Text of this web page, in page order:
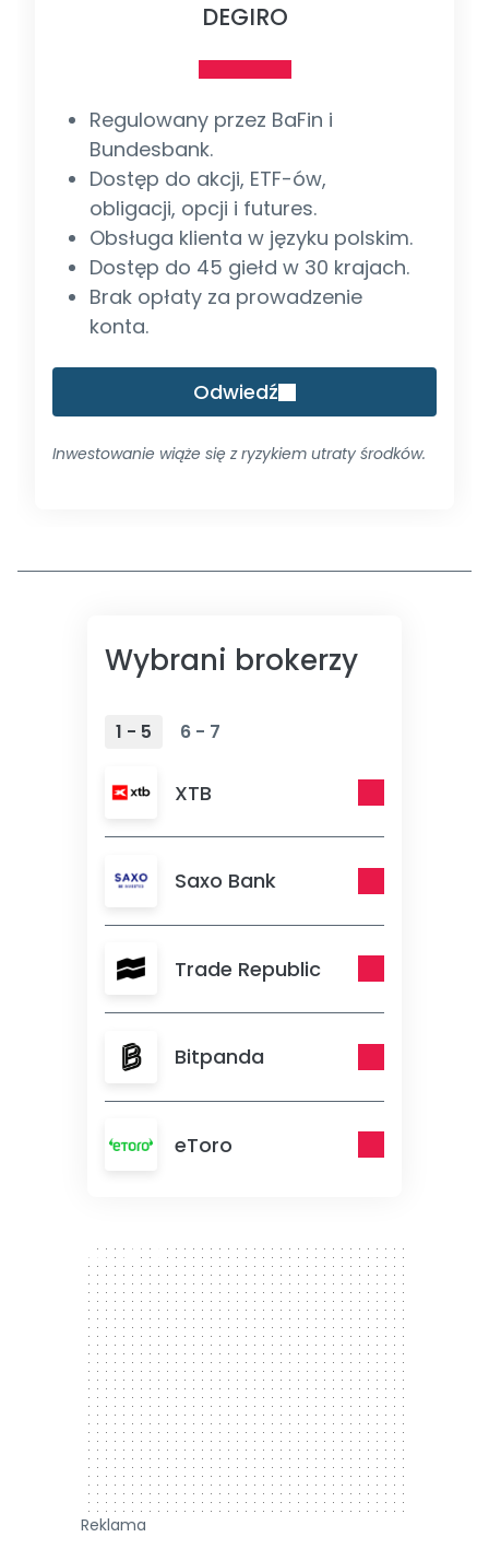
DEGIRO
Regulowany przez BaFin i
Bundesbank.
Dostęp do akcji, ETF-ów,
obligacji, opcji i futures.
Obsługa klienta w języku polskim.
Dostęp do 45 giełd w 30 krajach.
Brak opłaty za prowadzenie
konta.
Odwiedź
Inwestowanie wiąże się z ryzykiem utraty środków.
Wybrani brokerzy
1 - 5 6 - 7
XTB
Saxo Bank
Trade Republic
Bitpanda
eToro
300 x 250
Reklama